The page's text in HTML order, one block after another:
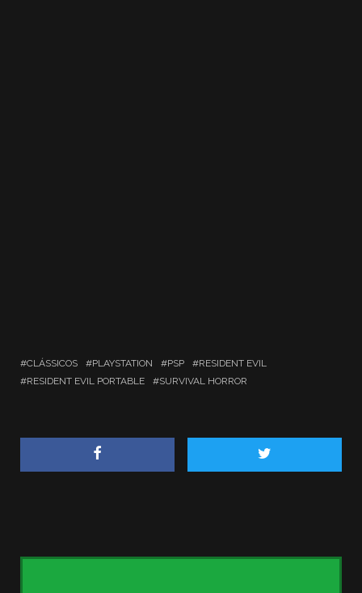
CLÁSSICOS PLAYSTATION PSP
RESIDENT EVIL
RESIDENT EVIL PORTABLE
SURVIVAL HORROR